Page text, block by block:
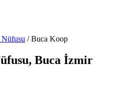
Nüfusu /Buca Koop
Buca İzmir